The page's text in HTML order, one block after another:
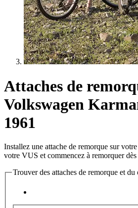
Attaches de
Volkswagen
1961
Installez une attache de remorque sur
votre VUS et commencez à remorquer
Trouver des attaches de remorque et du